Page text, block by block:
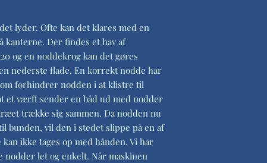
lyder. Ofte kan det klares med en
kanterne. Der findes et hav af
og en noddekrog kan det gøres
nederste flade. En korrekt nodde har
forhindrer nodden i at klistre til
et værft sender en båd ud med nodder
trække sig sammen. Da nodden nu
bunden, vil den i stedet slippe på en af
ikke tages op med hånden. Vi har
let og enkelt. Når maskinen